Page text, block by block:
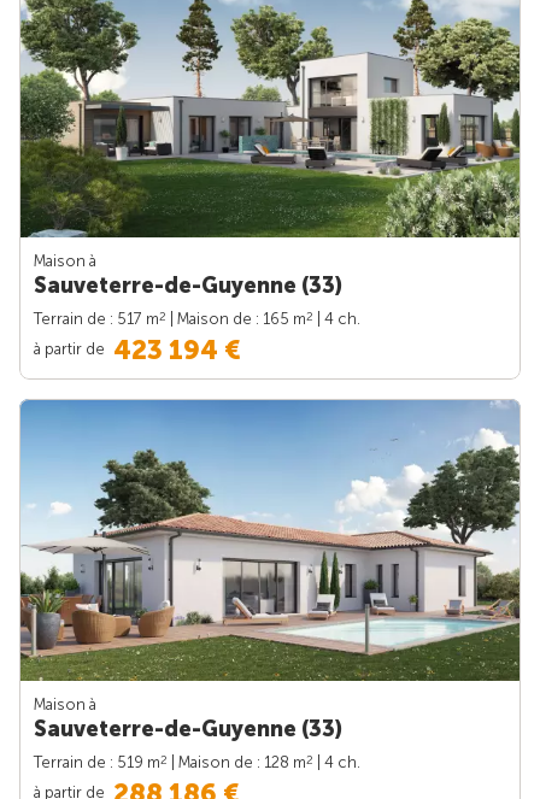
Maison à
Sauveterre-de-Guyenne (33)
Terrain de : 517 m2 | Maison de : 165 m2
| 4 ch.
à partir de 423 194 €
Maison à
Sauveterre-de-Guyenne (33)
Terrain de : 519 m2 | Maison de : 128 m2
| 4 ch.
à partir de